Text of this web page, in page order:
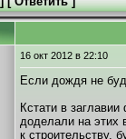
16 окт 2012 в 22:10
Если дождя не
Кстати в
доделали на этих
к строительству,